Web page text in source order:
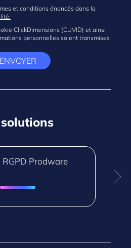
et conditions énoncés dans la
ClickDimensions (CUVID) et ainsi
personnelles soient transmises
ENVOYER
RGPD Prodware